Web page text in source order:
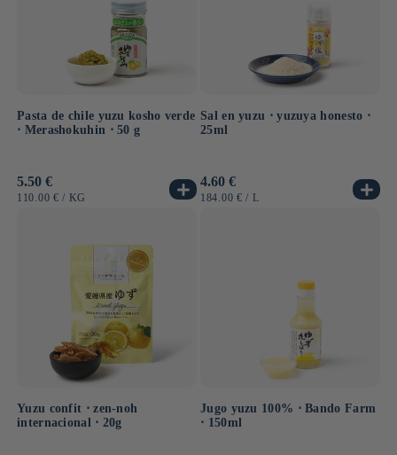
Pasta de chile yuzu kosho verde
⋅ Merashokuhin ⋅ 50 g
Precio
habitual
5.50 €
PRECIO
110.00 € / POR
KG
Sal en yuzu ⋅ yuzuya honesto ⋅
25ml
Precio
habitual
4.60 €
PRECIO
184.00 € / POR
L
Yuzu confit ⋅ zen-noh
internacional ⋅ 20g
Jugo yuzu 100% ⋅ Bando Farm
⋅ 150ml